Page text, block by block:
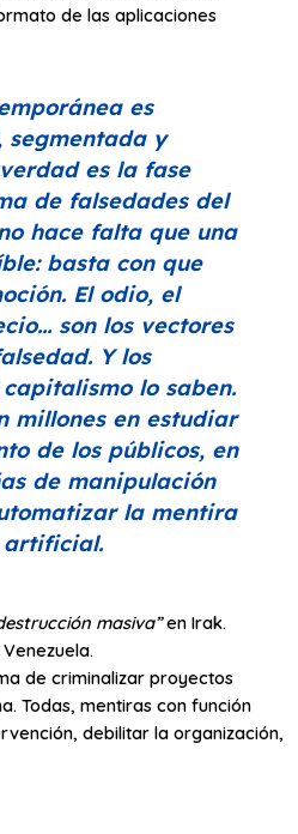
de las aplicaciones
es
y
es la fase
de falsedades del
hace falta que una
basta con que
El odio, el
son los vectores
Y los
lo saben.
millones en estudiar
de los públicos, en
de manipulación
la mentira
artificial.
masiva”en Irak.
de criminalizar proyectos
Todas, mentiras con función
debilitar la organización,